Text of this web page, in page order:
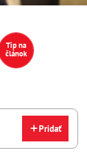
Tip na
článok
Pridať